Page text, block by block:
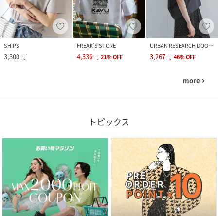
SHIPS
3,300円
FREAK’S STORE
4,336円 21%OFF
URBAN RESEARCH DOORS
3,267円 46%OFF
more navigate_next
トピックス